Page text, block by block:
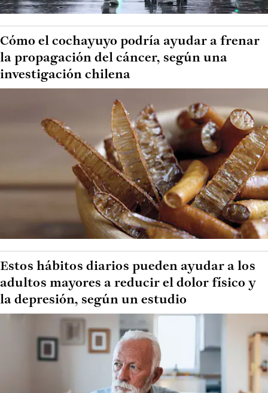
Cómo el cochayuyo podría ayudar a frenar
la propagación del cáncer, según una
investigación chilena
Estos hábitos diarios pueden ayudar a los
adultos mayores a reducir el dolor físico y
la depresión, según un estudio